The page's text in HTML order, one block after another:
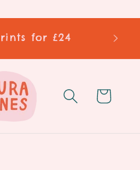
for £24
Carrito